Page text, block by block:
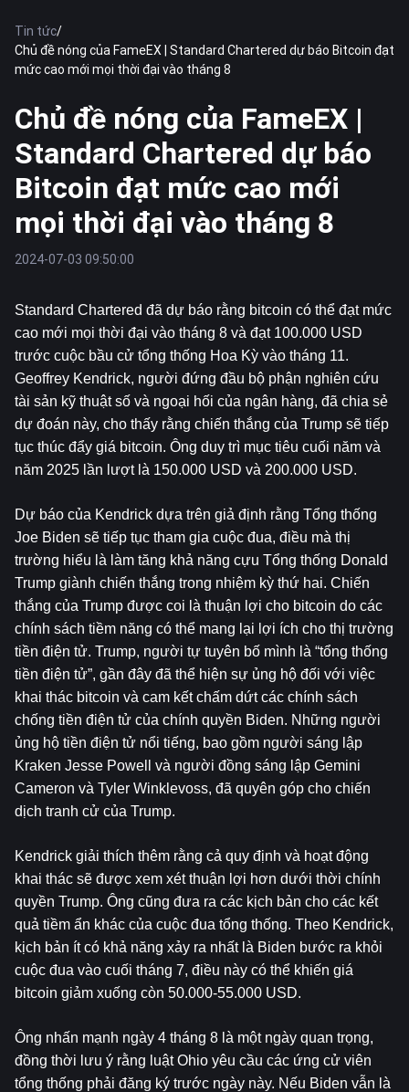
Tin tức/
Chủ đề nóng của FameEX | Standard Chartered dự báo Bitcoin đạt
mức cao mới mọi thời đại vào tháng 8
Chủ đề nóng của FameEX |
Standard Chartered dự báo
Bitcoin đạt mức cao mới
mọi thời đại vào tháng 8
2024-07-03 09:50:00
Standard Chartered đã dự báo rằng bitcoin có thể đạt mức
cao mới mọi thời đại vào tháng 8 và đạt 100.000 USD
trước cuộc bầu cử tổng thống Hoa Kỳ vào tháng 11.
Geoffrey Kendrick, người đứng đầu bộ phận nghiên cứu
tài sản kỹ thuật số và ngoại hối của ngân hàng, đã chia sẻ
dự đoán này, cho thấy rằng chiến thắng của Trump sẽ tiếp
tục thúc đẩy giá bitcoin. Ông duy trì mục tiêu cuối năm và
năm 2025 lần lượt là 150.000 USD và 200.000 USD.
Dự báo của Kendrick dựa trên giả định rằng Tổng thống
Joe Biden sẽ tiếp tục tham gia cuộc đua, điều mà thị
trường hiểu là làm tăng khả năng cựu Tổng thống Donald
Trump giành chiến thắng trong nhiệm kỳ thứ hai. Chiến
thắng của Trump được coi là thuận lợi cho bitcoin do các
chính sách tiềm năng có thể mang lại lợi ích cho thị trường
tiền điện tử. Trump, người tự tuyên bố mình là “tổng thống
tiền điện tử”, gần đây đã thể hiện sự ủng hộ đối với việc
khai thác bitcoin và cam kết chấm dứt các chính sách
chống tiền điện tử của chính quyền Biden. Những người
ủng hộ tiền điện tử nổi tiếng, bao gồm người sáng lập
Kraken Jesse Powell và người đồng sáng lập Gemini
Cameron và Tyler Winklevoss, đã quyên góp cho chiến
dịch tranh cử của Trump.
Kendrick giải thích thêm rằng cả quy định và hoạt động
khai thác sẽ được xem xét thuận lợi hơn dưới thời chính
quyền Trump. Ông cũng đưa ra các kịch bản cho các kết
quả tiềm ẩn khác của cuộc đua tổng thống. Theo Kendrick,
kịch bản ít có khả năng xảy ra nhất là Biden bước ra khỏi
cuộc đua vào cuối tháng 7, điều này có thể khiến giá
bitcoin giảm xuống còn 50.000-55.000 USD.
Ông nhấn mạnh ngày 4 tháng 8 là một ngày quan trọng,
đồng thời lưu ý rằng luật Ohio yêu cầu các ứng cử viên
tổng thống phải đăng ký trước ngày này. Nếu Biden vẫn là